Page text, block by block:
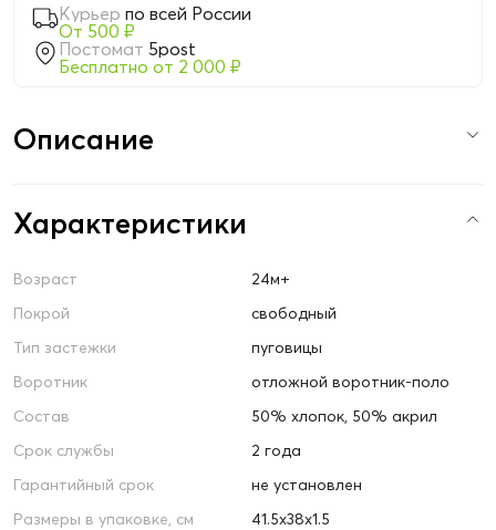
Курьер по всей России
От 500 ₽
Постомат 5post
Бесплатно от 2 000 ₽
Описание
Характеристики
Возраст
24м+
Покрой
свободный
Тип застежки
пуговицы
Воротник
отложной воротник-поло
Состав
50% хлопок, 50% акрил
Срок службы
2 года
Гарантийный срок
не установлен
Размеры в упаковке, см
41.5х38х1.5